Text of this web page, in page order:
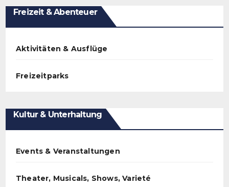
Freizeit & Abenteuer
Aktivitäten & Ausflüge
Freizeitparks
Kultur & Unterhaltung
Events & Veranstaltungen
Theater, Musicals, Shows, Varieté